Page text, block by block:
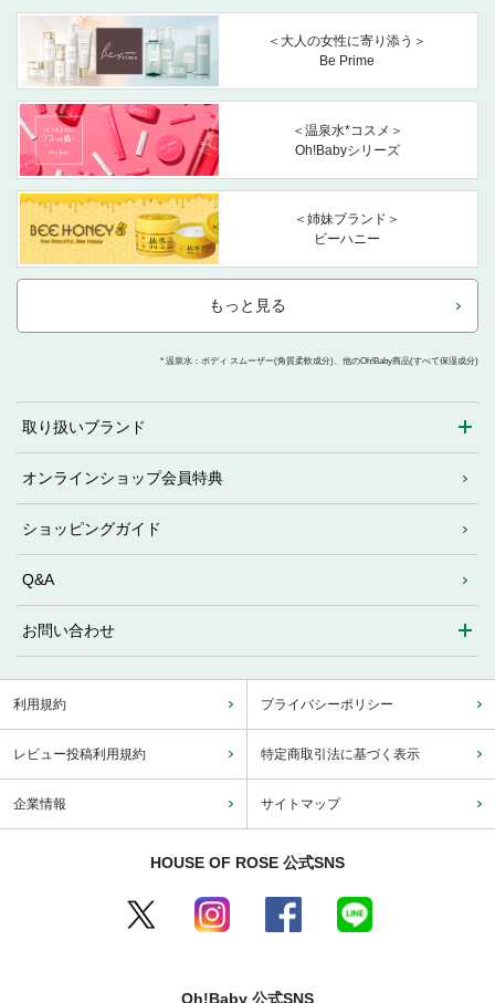
＜大人の女性に寄り添う＞
Be Prime
＜温泉水*コスメ＞
Oh!Babyシリーズ
＜姉妹ブランド＞
ビーハニー
もっと見る
* 温泉水：ボディ スムーザー(角質柔軟成分)、他のOh!Baby商品(すべて保湿成分)
取り扱いブランド
オンラインショップ会員特典
ショッピングガイド
Q&A
お問い合わせ
利用規約 プライバシーポリシー
レビュー投稿利用規約 特定商取引法に基づく表示
企業情報 サイトマップ
HOUSE OF ROSE 公式SNS
Oh!Baby 公式SNS